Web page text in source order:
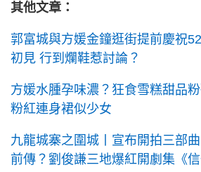
其他文章：
郭富城與方媛金鐘逛街提前慶祝
初見 行到爛鞋惹討論？
方媛水腫孕味濃？狂食雪糕甜品
粉紅連身裙似少女
九龍城寨之圍城丨宣布開拍三部
前傳？劉俊謙三地爆紅開劇集《信